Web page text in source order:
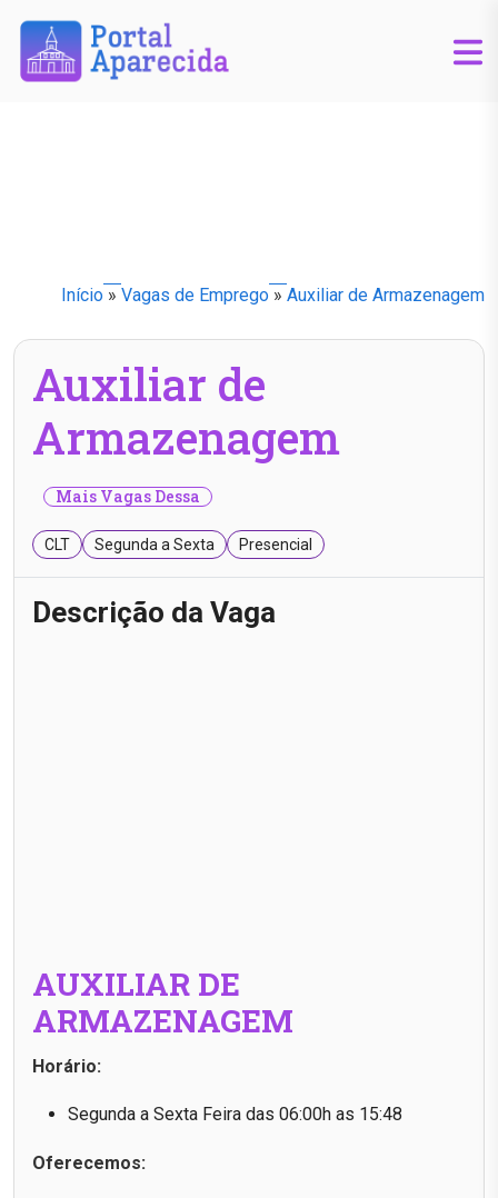
Início » Vagas de Emprego » Auxiliar de Armazenagem
Auxiliar de
Armazenagem
Mais Vagas Dessa
CLT Segunda a Sexta Presencial
Descrição da Vaga
AUXILIAR DE
ARMAZENAGEM
Horário:
Segunda a Sexta Feira das 06:00h as 15:48
Oferecemos: